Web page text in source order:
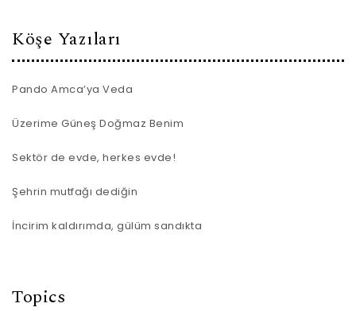
Köşe Yazıları
Pando Amca’ya Veda
Üzerime Güneş Doğmaz Benim
Sektör de evde, herkes evde!
Şehrin mutfağı dediğin
İncirim kaldırımda, gülüm sandıkta
Topics